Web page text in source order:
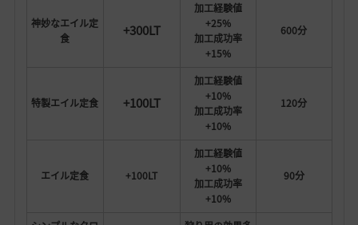
神妙なエイル定
食
+300LT
加工経験値
+25%
加工成功率
+15%
600分
特製エイル定食 +100LT
加工経験値
+10%
加工成功率
+10%
120分
エイル定食 +100LT
加工経験値
+10%
加工成功率
+10%
90分